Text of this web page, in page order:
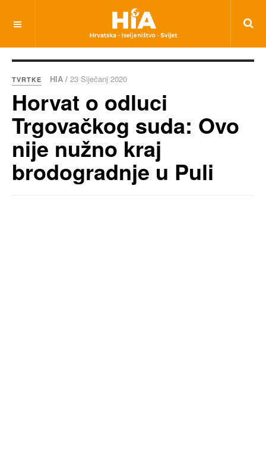
TVRTKE HIA / 23 Siječanj 2020
Horvat o odluci
Trgovačkog suda: Ovo
nije nužno kraj
brodogradnje u Puli